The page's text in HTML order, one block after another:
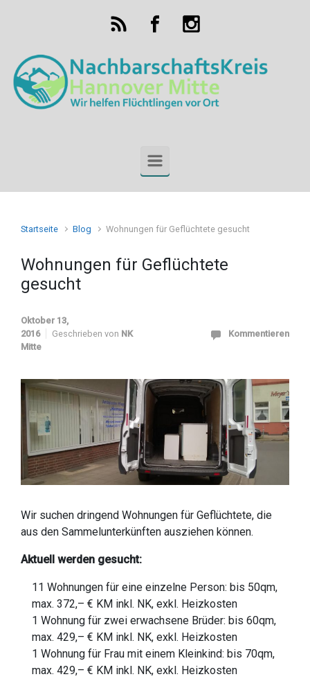
Zum Hauptinhalt springen
Startseite Blog Wohnungen für Geflüchtete gesucht
Wohnungen für Geflüchtete
gesucht
Oktober 13,
2016
Geschrieben von NK
Mitte
Kommentieren
Wir suchen dringend Wohnungen für Geflüchtete, die
aus den Sammelunterkünften ausziehen können.
Aktuell werden gesucht:
11 Wohnungen für eine einzelne Person: bis 50qm,
max. 372,– € KM inkl. NK, exkl. Heizkosten
1 Wohnung für zwei erwachsene Brüder: bis 60qm,
max. 429,– € KM inkl. NK, exkl. Heizkosten
1 Wohnung für Frau mit einem Kleinkind: bis 70qm,
max. 429,– € KM inkl. NK, exkl. Heizkosten